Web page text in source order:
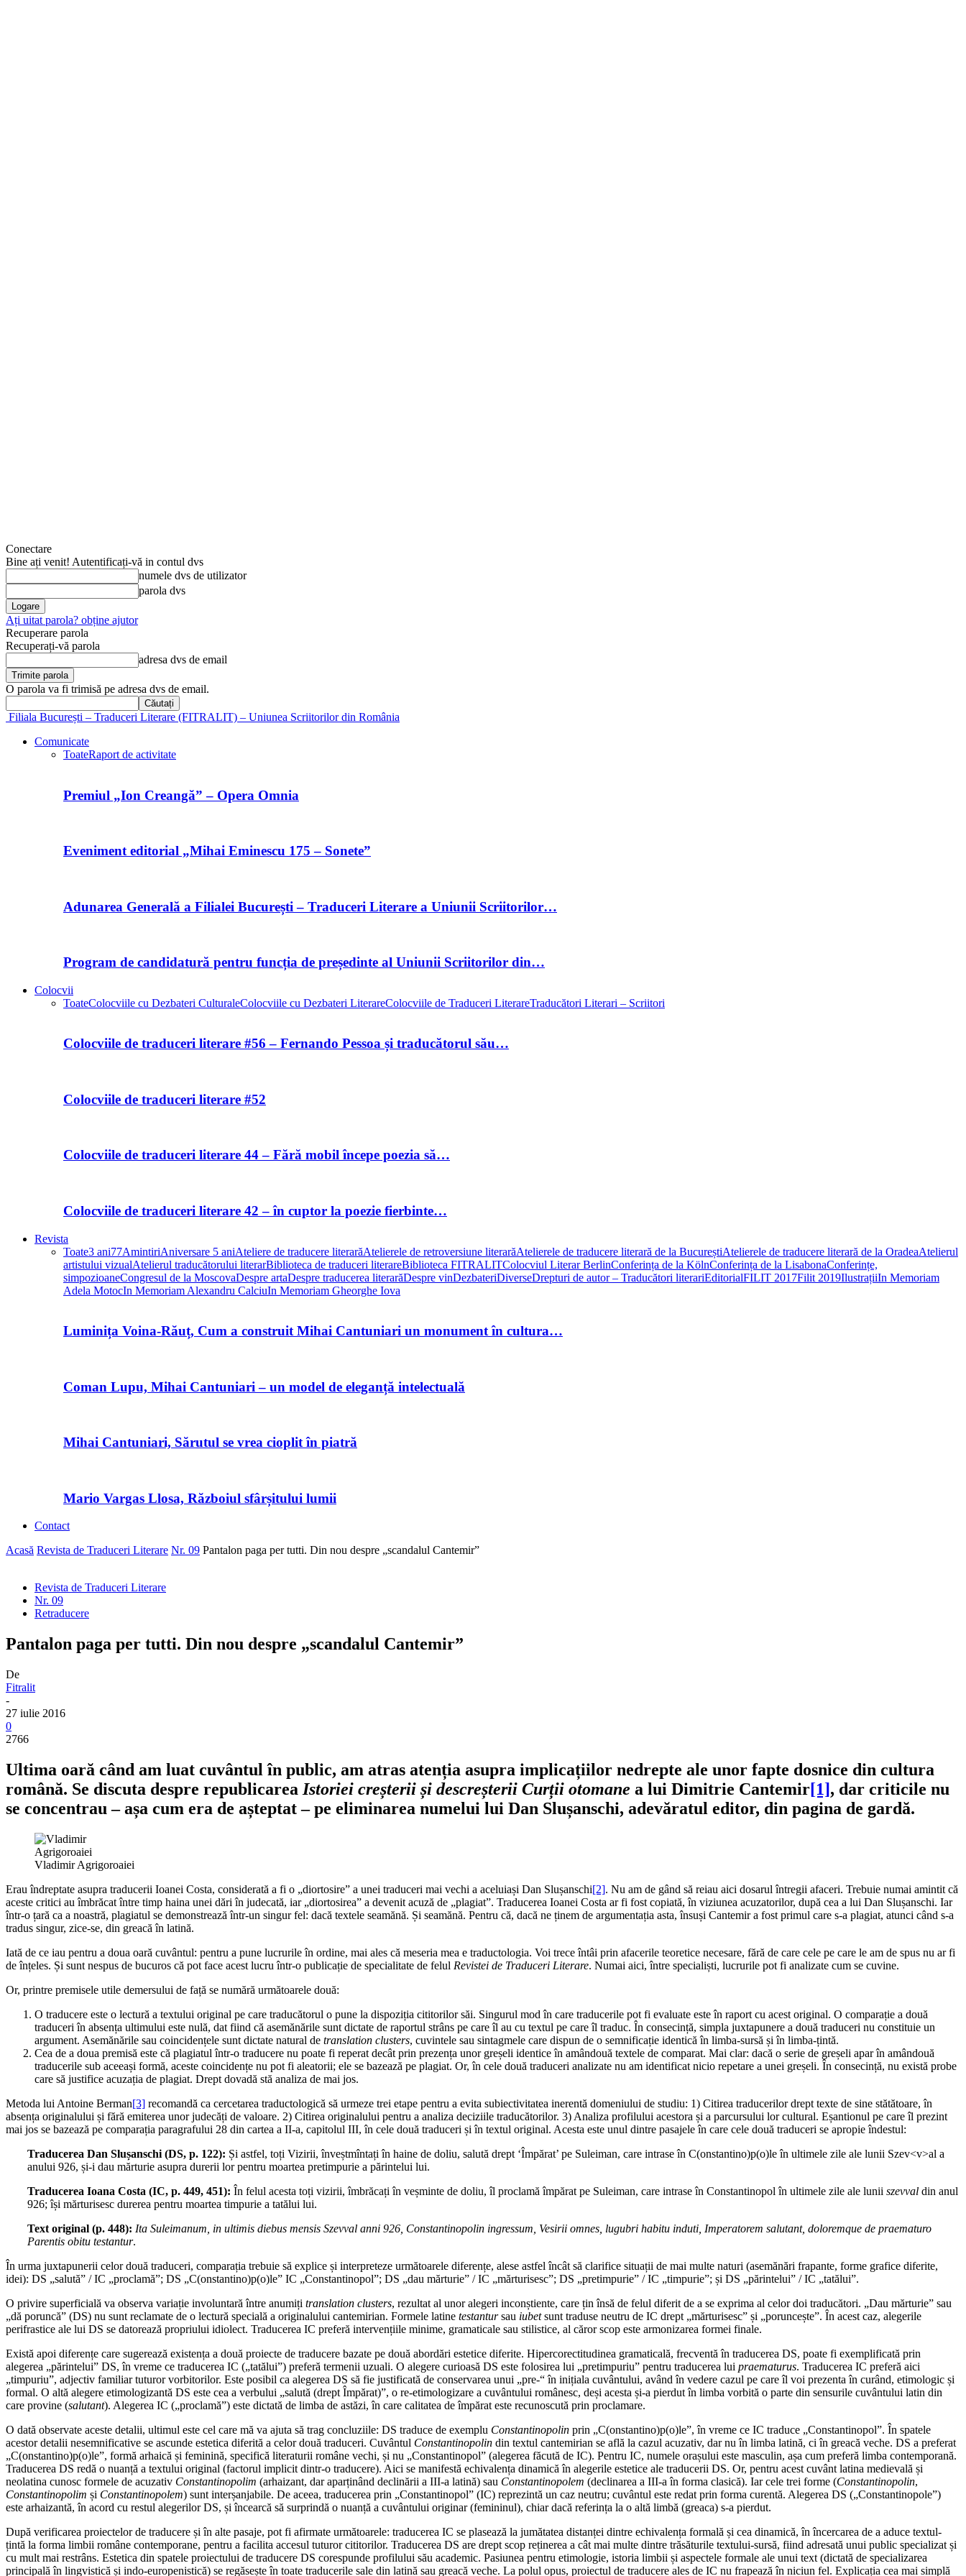
Conectare
Bine ați venit! Autentificați-vă in contul dvs
numele dvs de utilizator
parola dvs
Ați uitat parola? obține ajutor
Recuperare parola
Recuperați-vă parola
adresa dvs de email
O parola va fi trimisă pe adresa dvs de email.
Filiala București – Traduceri Literare (FITRALIT) – Uniunea Scriitorilor din România
Comunicate
ToateRaport de activitate
Premiul „Ion Creangă” – Opera Omnia
Eveniment editorial „Mihai Eminescu 175 – Sonete”
Adunarea Generală a Filialei București – Traduceri Literare a Uniunii Scriitorilor…
Program de candidatură pentru funcția de președinte al Uniunii Scriitorilor din…
Colocvii
ToateColocviile cu Dezbateri CulturaleColocviile cu Dezbateri LiterareColocviile de Traduceri LiterareTraducători Literari – Scriitori
Colocviile de traduceri literare #56 – Fernando Pessoa și traducătorul său…
Colocviile de traduceri literare #52
Colocviile de traduceri literare 44 – Fără mobil începe poezia să…
Colocviile de traduceri literare 42 – în cuptor la poezie fierbinte…
Revista
Toate3 ani77AmintiriAniversare 5 aniAteliere de traducere literarăAtelierele de retroversiune literarăAtelierele de traducere literară de la BucureștiAtelierele de traducere literară de la OradeaAtelierul
artistului vizualAtelierul traducătorului literarBiblioteca de traduceri literareBiblioteca FITRALITColocviul Literar BerlinConferința de la KölnConferința de la LisabonaConferințe,
simpozioaneCongresul de la MoscovaDespre artaDespre traducerea literarăDespre vinDezbateriDiverseDrepturi de autor – Traducători literariEditorialFILIT 2017Filit 2019IlustrațiiIn Memoriam
Adela MotocIn Memoriam Alexandru CalciuIn Memoriam Gheorghe Iova
Luminița Voina-Răuț, Cum a construit Mihai Cantuniari un monument în cultura…
Coman Lupu, Mihai Cantuniari – un model de eleganță intelectuală
Mihai Cantuniari, Sărutul se vrea cioplit în piatră
Mario Vargas Llosa, Războiul sfârșitului lumii
Contact
Acasă Revista de Traduceri Literare Nr. 09 Pantalon paga per tutti. Din nou despre „scandalul Cantemir”
Revista de Traduceri Literare
Nr. 09
Retraducere
Pantalon paga per tutti. Din nou despre „scandalul Cantemir”
De
Fitralit
-
27 iulie 2016
0
2766
Ultima oară când am luat cuvântul în public, am atras atenția asupra implicațiilor nedrepte ale unor fapte dosnice din cultura
română. Se discuta despre republicarea Istoriei creșterii și descreșterii Curții otomane a lui Dimitrie Cantemir[1], dar criticile nu
se concentrau – așa cum era de așteptat – pe eliminarea numelui lui Dan Slușanschi, adevăratul editor, din pagina de gardă.
Vladimir Agrigoroaiei
Erau îndreptate asupra traducerii Ioanei Costa, considerată a fi o „diortosire” a unei traduceri mai vechi a aceluiași Dan Slușanschi[2]. Nu am de gând să reiau aici dosarul întregii afaceri. Trebuie numai amintit că
aceste critici au îmbrăcat între timp haina unei dări în judecată, iar „diortosirea” a devenit acuză de „plagiat”. Traducerea Ioanei Costa ar fi fost copiată, în viziunea acuzatorilor, după cea a lui Dan Slușanschi. Iar
într-o țară ca a noastră, plagiatul se demonstrează într-un singur fel: dacă textele seamănă. Și seamănă. Pentru că, dacă ne ținem de argumentația asta, însuși Cantemir a fost primul care s-a plagiat, atunci când s-a
tradus singur, zice-se, din greacă în latină.
Iată de ce iau pentru a doua oară cuvântul: pentru a pune lucrurile în ordine, mai ales că meseria mea e traductologia. Voi trece întâi prin afacerile teoretice necesare, fără de care cele pe care le am de spus nu ar fi
de înțeles. Și sunt nespus de bucuros că pot face acest lucru într-o publicație de specialitate de felul Revistei de Traduceri Literare. Numai aici, între specialiști, lucrurile pot fi analizate cum se cuvine.
Or, printre premisele utile demersului de față se numără următoarele două:
O traducere este o lectură a textului original pe care traducătorul o pune la dispoziția cititorilor săi. Singurul mod în care traducerile pot fi evaluate este în raport cu acest original. O comparație a două
traduceri în absența ultimului este nulă, dat fiind că asemănările sunt dictate de raportul strâns pe care îl au cu textul pe care îl traduc. În consecință, simpla juxtapunere a două traduceri nu constituie un
argument. Asemănările sau coincidențele sunt dictate natural de translation clusters, cuvintele sau sintagmele care dispun de o semnificație identică în limba-sursă și în limba-țintă.
Cea de a doua premisă este că plagiatul într-o traducere nu poate fi reperat decât prin prezența unor greșeli identice în amândouă textele de comparat. Mai clar: dacă o serie de greșeli apar în amândouă
traducerile sub aceeași formă, aceste coincidențe nu pot fi aleatorii; ele se bazează pe plagiat. Or, în cele două traduceri analizate nu am identificat nicio repetare a unei greșeli. În consecință, nu există probe
care să justifice acuzația de plagiat. Drept dovadă stă analiza de mai jos.
Metoda lui Antoine Berman[3] recomandă ca cercetarea traductologică să urmeze trei etape pentru a evita subiectivitatea inerentă domeniului de studiu: 1) Citirea traducerilor drept texte de sine stătătoare, în
absența originalului și fără emiterea unor judecăți de valoare. 2) Citirea originalului pentru a analiza deciziile traducătorilor. 3) Analiza profilului acestora și a parcursului lor cultural. Eșantionul pe care îl prezint
mai jos se bazează pe comparația paragrafului 28 din cartea a II-a, capitolul III, în cele două traduceri și în textul original. Acesta este unul dintre pasajele în care cele două traduceri se apropie îndestul:
Traducerea Dan Slușanschi (DS, p. 122): Și astfel, toți Vizirii, înveștmîntați în haine de doliu, salută drept ‘Împărat’ pe Suleiman, care intrase în C(onstantino)p(o)le în ultimele zile ale lunii Szev<v>al a
anului 926, și-i dau mărturie asupra durerii lor pentru moartea pretimpurie a părintelui lui.
Traducerea Ioana Costa (IC, p. 449, 451): În felul acesta toți vizirii, îmbrăcați în veșminte de doliu, îl proclamă împărat pe Suleiman, care intrase în Constantinopol în ultimele zile ale lunii szevval din anul
926; își mărturisesc durerea pentru moartea timpurie a tatălui lui.
Text original (p. 448): Ita Suleimanum, in ultimis diebus mensis Szevval anni 926, Constantinopolin ingressum, Vesirii omnes, lugubri habitu induti, Imperatorem salutant, doloremque de praematuro
Parentis obitu testantur.
În urma juxtapunerii celor două traduceri, comparația trebuie să explice și interpreteze următoarele diferențe, alese astfel încât să clarifice situații de mai multe naturi (asemănări frapante, forme grafice diferite,
idei): DS „salută” / IC „proclamă”; DS „C(onstantino)p(o)le” IC „Constantinopol”; DS „dau mărturie” / IC „mărturisesc”; DS „pretimpurie” / IC „timpurie”; și DS „părintelui” / IC „tatălui”.
O privire superficială va observa variație involuntară între anumiți translation clusters, rezultat al unor alegeri inconștiente, care țin însă de felul diferit de a se exprima al celor doi traducători. „Dau mărturie” sau
„dă poruncă” (DS) nu sunt reclamate de o lectură specială a originalului cantemirian. Formele latine testantursau iubetsunt traduse neutru de IC drept „mărturisesc” și „poruncește”. În acest caz, alegerile
perifrastice ale lui DS se datorează propriului idiolect. Traducerea IC preferă intervențiile minime, gramaticale sau stilistice, al căror scop este armonizarea formei finale.
Există apoi diferențe care sugerează existența a două proiecte de traducere bazate pe două abordări estetice diferite. Hipercorectitudinea gramaticală, frecventă în traducerea DS, poate fi exemplificată prin
alegerea „părintelui” DS, în vreme ce traducerea IC („tatălui”) preferă termenii uzuali. O alegere curioasă DS este folosirea lui „pretimpuriu” pentru traducerea lui praematurus. Traducerea IC preferă aici
„timpuriu”, adjectiv familiar tuturor vorbitorilor. Este posibil ca alegerea DS să fie justificată de conservarea unui „pre-“ în inițiala cuvântului, având în vedere cazul pe care îl voi prezenta în curând, etimologic și
formal. O altă alegere etimologizantă DS este cea a verbului „salută (drept Împărat)”, o re-etimologizare a cuvântului românesc, deși acesta și-a pierdut în limba vorbită o parte din sensurile cuvântului latin din
care provine (salutant). Alegerea IC („proclamă”) este dictată de limba de astăzi, în care calitatea de împărat este recunoscută prin proclamare.
O dată observate aceste detalii, ultimul este cel care mă va ajuta să trag concluziile: DS traduce de exemplu Constantinopolin prin „C(onstantino)p(o)le”, în vreme ce IC traduce „Constantinopol”. În spatele
acestor detalii nesemnificative se ascunde estetica diferită a celor două traduceri. Cuvântul Constantinopolin din textul cantemirian se află la cazul acuzativ, dar nu în limba latină, ci în greacă veche. DS a preferat
„C(onstantino)p(o)le”, formă arhaică și feminină, specifică literaturii române vechi, și nu „Constantinopol” (alegerea făcută de IC). Pentru IC, numele orașului este masculin, așa cum preferă limba contemporană.
Traducerea DS redă o nuanță a textului original (factorul implicit dintr-o traducere). Aici se manifestă echivalența dinamică în alegerile estetice ale traducerii DS. Or, pentru acest cuvânt latina medievală și
neolatina cunosc formele de acuzativ Constantinopolim (arhaizant, dar aparținând declinării a III-a latină) sau Constantinopolem (declinarea a III-a în forma clasică). Iar cele trei forme (Constantinopolin,
Constantinopolim și Constantinopolem) sunt interșanjabile. De aceea, traducerea prin „Constantinopol” (IC) reprezintă un caz neutru; cuvântul este redat prin forma curentă. Alegerea DS („Constantinopole”)
este arhaizantă, în acord cu restul alegerilor DS, și încearcă să surprindă o nuanță a cuvântului originar (femininul), chiar dacă referința la o altă limbă (greaca) s-a pierdut.
După verificarea proiectelor de traducere și în alte pasaje, pot fi afirmate următoarele: traducerea IC se plasează la jumătatea distanței dintre echivalența formală și cea dinamică, în încercarea de a aduce textul-
țintă la forma limbii române contemporane, pentru a facilita accesul tuturor cititorilor. Traducerea DS are drept scop reținerea a cât mai multe dintre trăsăturile textului-sursă, fiind adresată unui public specializat și
cu mult mai restrâns. Estetica din spatele proiectului de traducere DS corespunde profilului său academic. Pasiunea pentru etimologie, istoria limbii și aspectele formale ale unui text (dictată de specializarea
principală în lingvistică și indo-europenistică) se regăsește în toate traducerile sale din latină sau greacă veche. La polul opus, proiectul de traducere ales de IC nu frapează în niciun fel. Explicația cea mai simplă